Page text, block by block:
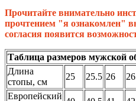
Прочитайте внимательно
прочтением "я ознакомлен"
согласия появится
Таблица размеров мужской
Длина
стопы, см
25 25.5 26
Европейский